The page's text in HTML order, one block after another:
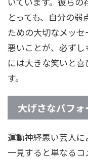
とっても、自分の
ための大切なメッ
悪いことが、必ず
には大きな笑いと
す。
大げさなパフ
運動神経悪い芸人に
一見すると単なる